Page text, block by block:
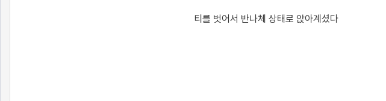
티를 벗어서 반나체 상태로 앉아계셨다